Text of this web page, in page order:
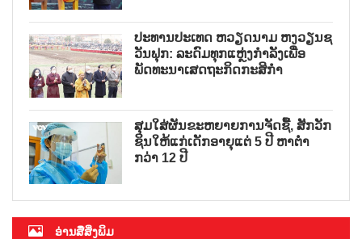
ປະທານປະເທດ ຫວຽດນາມ ຫງວຽນຊ
ວັນຟຸກ: ລະດົມທຸກແຫຼ່ງກຳລັງເພື່ອ
ພັດທະນາເສດຖະກິດກະສິກຳ
ສຸມໃສ່ຜັນຂະຫຍາຍການຈັດຊື້, ສັກວັກ
ຊິນໃຫ້ແກ່ເດັກອາຍຸແຕ່ 5 ປີ ຫາຕ່ຳ
ກວ່າ 12 ປີ
ອ່ານສື່ສິ່ງພິມ